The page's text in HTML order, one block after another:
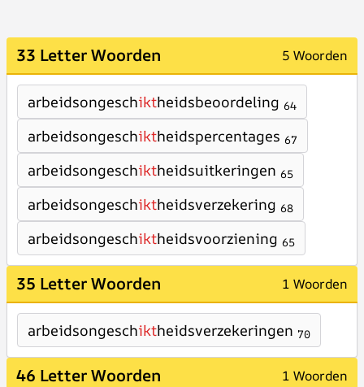
33 Letter Woorden 5 Woorden
arbeidsongeschiktheidsbeoordeling 64
arbeidsongeschiktheidspercentages 67
arbeidsongeschiktheidsuitkeringen 65
arbeidsongeschiktheidsverzekering 68
arbeidsongeschiktheidsvoorziening 65
35 Letter Woorden 1 Woorden
arbeidsongeschiktheidsverzekeringen 70
46 Letter Woorden 1 Woorden